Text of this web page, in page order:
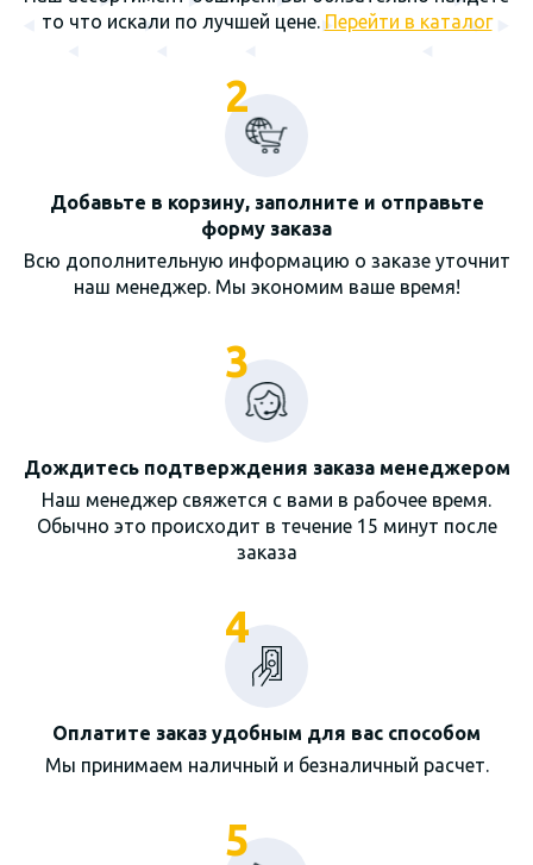
то что искали по лучшей цене. Перейти в каталог
2
Добавьте в корзину, заполните и отправьте
форму заказа
Всю дополнительную информацию о заказе уточнит
наш менеджер. Мы экономим ваше время!
3
Дождитесь подтверждения заказа менеджером
Наш менеджер свяжется с вами в рабочее время.
Обычно это происходит в течение 15 минут после
заказа
4
Оплатите заказ удобным для вас способом
Мы принимаем наличный и безналичный расчет.
5